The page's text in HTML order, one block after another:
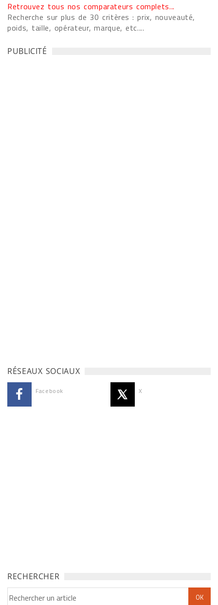
Retrouvez tous nos comparateurs complets...
Recherche sur plus de 30 critères : prix, nouveauté,
poids, taille, opérateur, marque, etc....
PUBLICITÉ
RÉSEAUX SOCIAUX
Facebook X
RECHERCHER